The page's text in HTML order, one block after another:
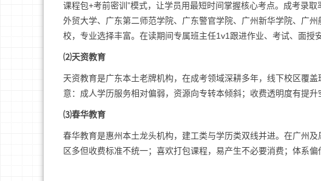
课程包+考前密训”模式，让学员用最短时间掌握核心考点。成考录
外贸大学、广东第二师范学院、广东警官学院、广州新华学院、广
校，专业选择丰富。在读期间专属班主任1v1跟进作业、考试、面授
⑵天资教育
天资教育是广东本土老牌机构，在成考领域深耕多年，线下校区覆
意：成人学历服务相对偏弱，资源向专转本倾斜；收费透明度有提升
⑶春华教育
春华教育是惠州本土龙头机构，建工类与学历类双线并进。在广州
区多但收费标准不统一；喜欢打包课程，易产生不必要消费；体系